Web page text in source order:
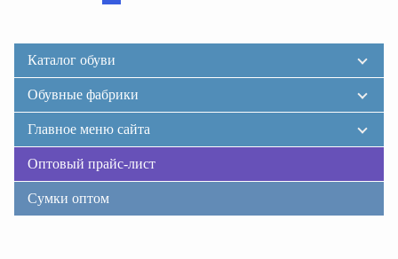
Каталог обуви
Обувные фабрики
Главное меню сайта
Оптовый прайс-лист
Сумки оптом